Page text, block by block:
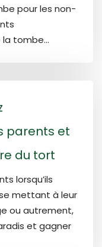
pour les non-
tombe...
parents et
du tort
lorsqu’ils
mettant à leur
ou autrement,
et gagner